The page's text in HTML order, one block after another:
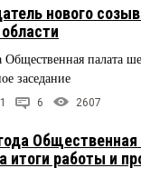
нового
палата
заседание
6 2607
итоги работы и